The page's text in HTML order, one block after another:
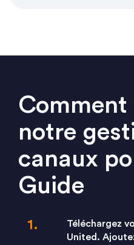
notre
canaux
Guide
Téléchargez
United.